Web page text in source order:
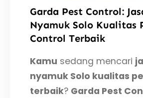
Garda Pest Control:
Nyamuk Solo Kualitas
Control Terbaik
Kamu sedang mencari
nyamuk Solo kualitas
terbaik? Garda Pest